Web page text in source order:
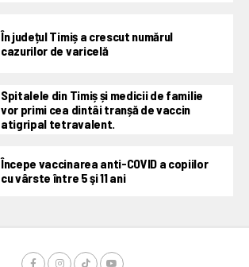
În județul Timiș a crescut numărul
cazurilor de varicelă
Spitalele din Timiș și medicii de familie
vor primi cea dintâi tranșă de vaccin
atigripal tetravalent.
Începe vaccinarea anti-COVID a copiilor
cu vârste între 5 şi 11 ani